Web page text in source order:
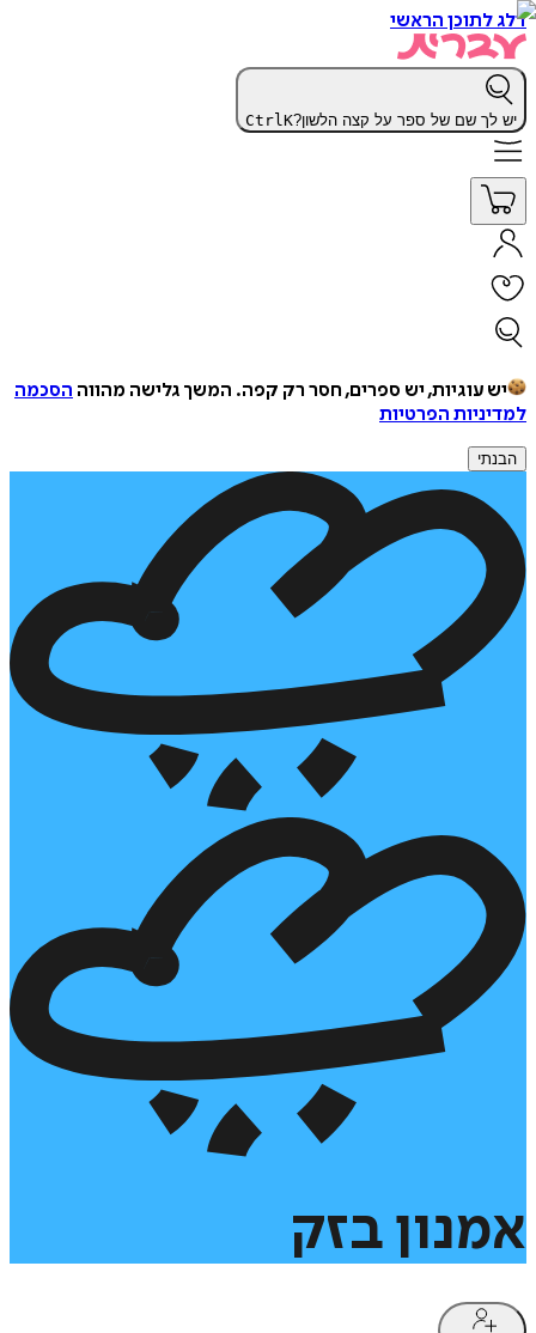
דלג לתוכן הראשי
יש לך שם של ספר על קצה הלשון? CtrlK
יש עוגיות, יש ספרים, חסר רק קפה. המשך גלישה מהווה הסכמה
למדיניות הפרטיות
הבנתי
אמנון בזק